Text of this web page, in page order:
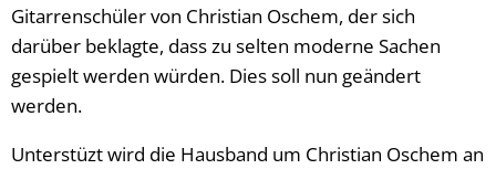
Gitarrenschüler von Christian Oschem, der sich
darüber beklagte, dass zu selten moderne Sachen
gespielt werden würden. Dies soll nun geändert
werden.
Unterstüzt wird die Hausband um Christian Oschem an